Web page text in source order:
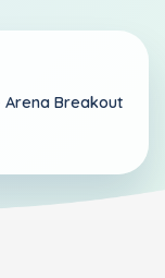
Arena Breakout